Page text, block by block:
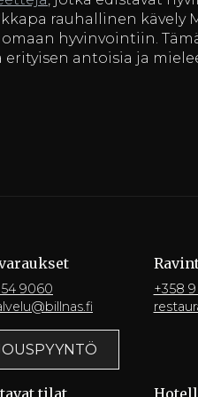
rauhallinen kävely
hyvinvointiin.
antoisia ja
9060
+358
tilat